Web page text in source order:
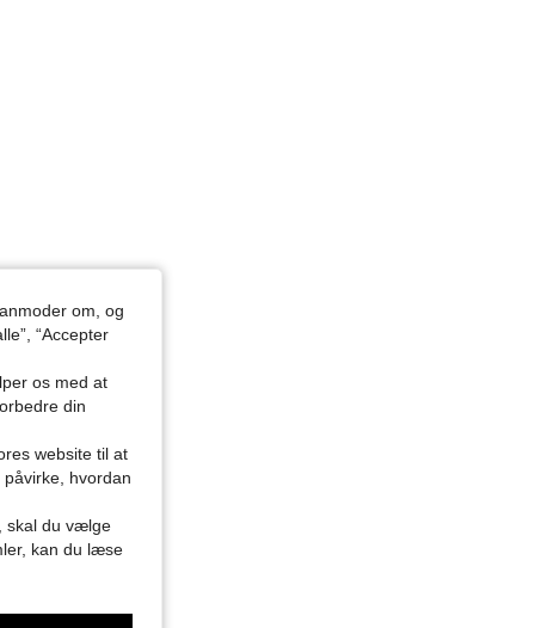
om, og
“Accepter
os med at
din
website til at
hvordan
skal du vælge
kan du læse